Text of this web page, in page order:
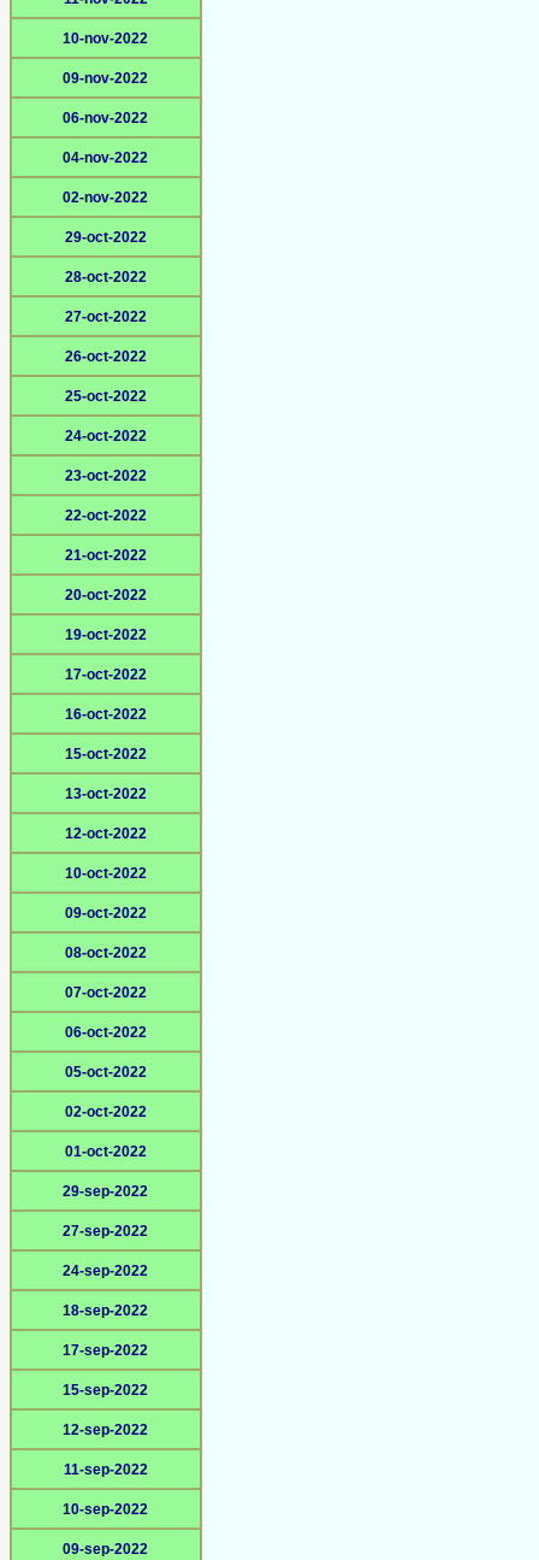
10-nov-2022
09-nov-2022
06-nov-2022
04-nov-2022
02-nov-2022
29-oct-2022
28-oct-2022
27-oct-2022
26-oct-2022
25-oct-2022
24-oct-2022
23-oct-2022
22-oct-2022
21-oct-2022
20-oct-2022
19-oct-2022
17-oct-2022
16-oct-2022
15-oct-2022
13-oct-2022
12-oct-2022
10-oct-2022
09-oct-2022
08-oct-2022
07-oct-2022
06-oct-2022
05-oct-2022
02-oct-2022
01-oct-2022
29-sep-2022
27-sep-2022
24-sep-2022
18-sep-2022
17-sep-2022
15-sep-2022
12-sep-2022
11-sep-2022
10-sep-2022
09-sep-2022